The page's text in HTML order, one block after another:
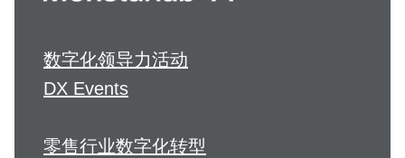
数字化领导力活动
DX Events
零售行业数字化转型